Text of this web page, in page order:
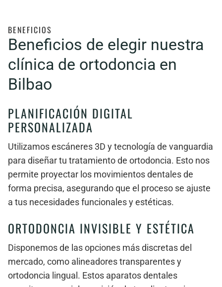
BENEFICIOS
Beneficios de elegir nuestra
clínica de ortodoncia en
Bilbao
PLANIFICACIÓN DIGITAL
PERSONALIZADA
Utilizamos escáneres 3D y tecnología de vanguardia
para diseñar tu tratamiento de ortodoncia. Esto nos
permite proyectar los movimientos dentales de
forma precisa, asegurando que el proceso se ajuste
a tus necesidades funcionales y estéticas.
ORTODONCIA INVISIBLE Y ESTÉTICA
Disponemos de las opciones más discretas del
mercado, como alineadores transparentes y
ortodoncia lingual. Estos aparatos dentales